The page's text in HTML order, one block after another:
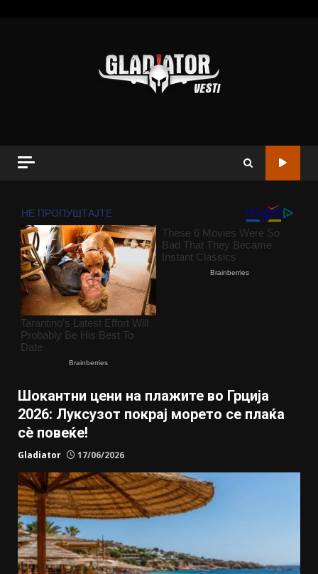
Шокантни цени на плажите во Грција
2026: Луксузот покрај морето се плаќа
сè повеќе!
Gladiator 17/06/2026